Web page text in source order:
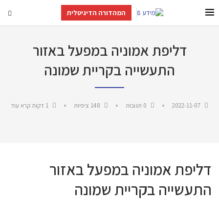
המהדורה הדיגיטלית
דליפת אמוניה במפעל באזור
התעשייה בקריית שמונה
2022-11-07
148 ציפיות
דליפת אמוניה במפעל באזור
התעשייה בקריית שמונה